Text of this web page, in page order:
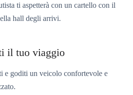
ti aspetterà con un cartello con il
hall degli arrivi.
il tuo viaggio
e goditi un veicolo confortevole e